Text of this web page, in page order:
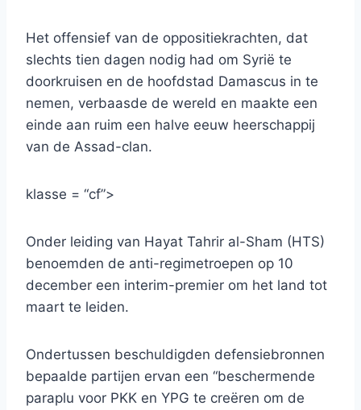
Het offensief van de oppositiekrachten, dat
slechts tien dagen nodig had om Syrië te
doorkruisen en de hoofdstad Damascus in te
nemen, verbaasde de wereld en maakte een
einde aan ruim een ​​halve eeuw heerschappij
van de Assad-clan.
klasse = “cf”>
Onder leiding van Hayat Tahrir al-Sham (HTS)
benoemden de anti-regimetroepen op 10
december een interim-premier om het land tot
maart te leiden.
Ondertussen beschuldigden defensiebronnen
bepaalde partijen ervan een “beschermende
paraplu voor PKK en YPG te creëren om de